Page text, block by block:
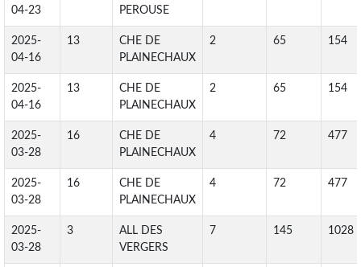
04-23
PEROUSE
2025-
04-16
13
CHE DE
PLAINECHAUX
2 65 154
2025-
04-16
13
CHE DE
PLAINECHAUX
2 65 154
2025-
03-28
16
CHE DE
PLAINECHAUX
4 72 477
2025-
03-28
16
CHE DE
PLAINECHAUX
4 72 477
2025-
03-28
3
ALL DES
VERGERS
7 145 1028